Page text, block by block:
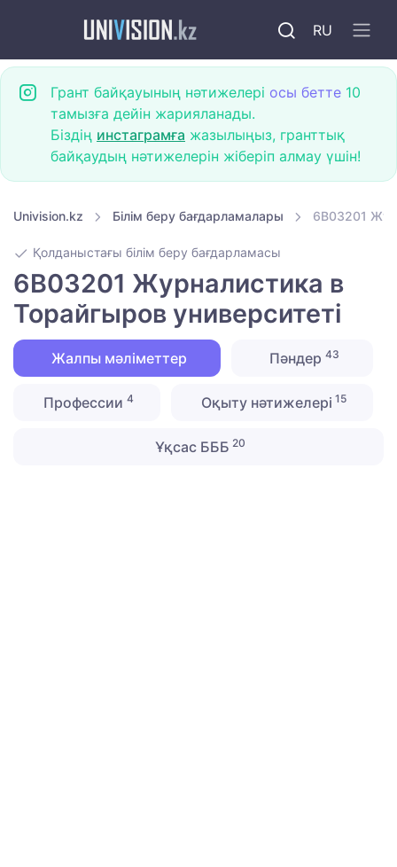
RU
Грант байқауының нәтижелері осы бетте 10
тамызға дейін жарияланады.
Біздің инстаграмға жазылыңыз, гранттық
байқаудың нәтижелерін жіберіп алмау үшін!
Univision.kz Білім беру бағдарламалары 6B03201
Қолданыстағы білім беру бағдарламасы
6B03201 Журналистика в
Торайгыров университеті
Жалпы мәліметтер Пәндер 43
Профессии 4 Оқыту нәтижелері 15
Ұқсас БББ 20